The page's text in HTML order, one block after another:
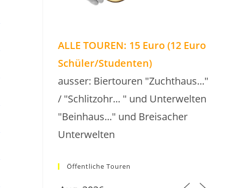
ALLE TOUREN: 15 Euro (12 Euro
Schüler/Studenten)
ausser: Biertouren "Zuchthaus..."
/ "Schlitzohr... " und Unterwelten
"Beinhaus..." und Breisacher
Unterwelten
Öffentliche Touren